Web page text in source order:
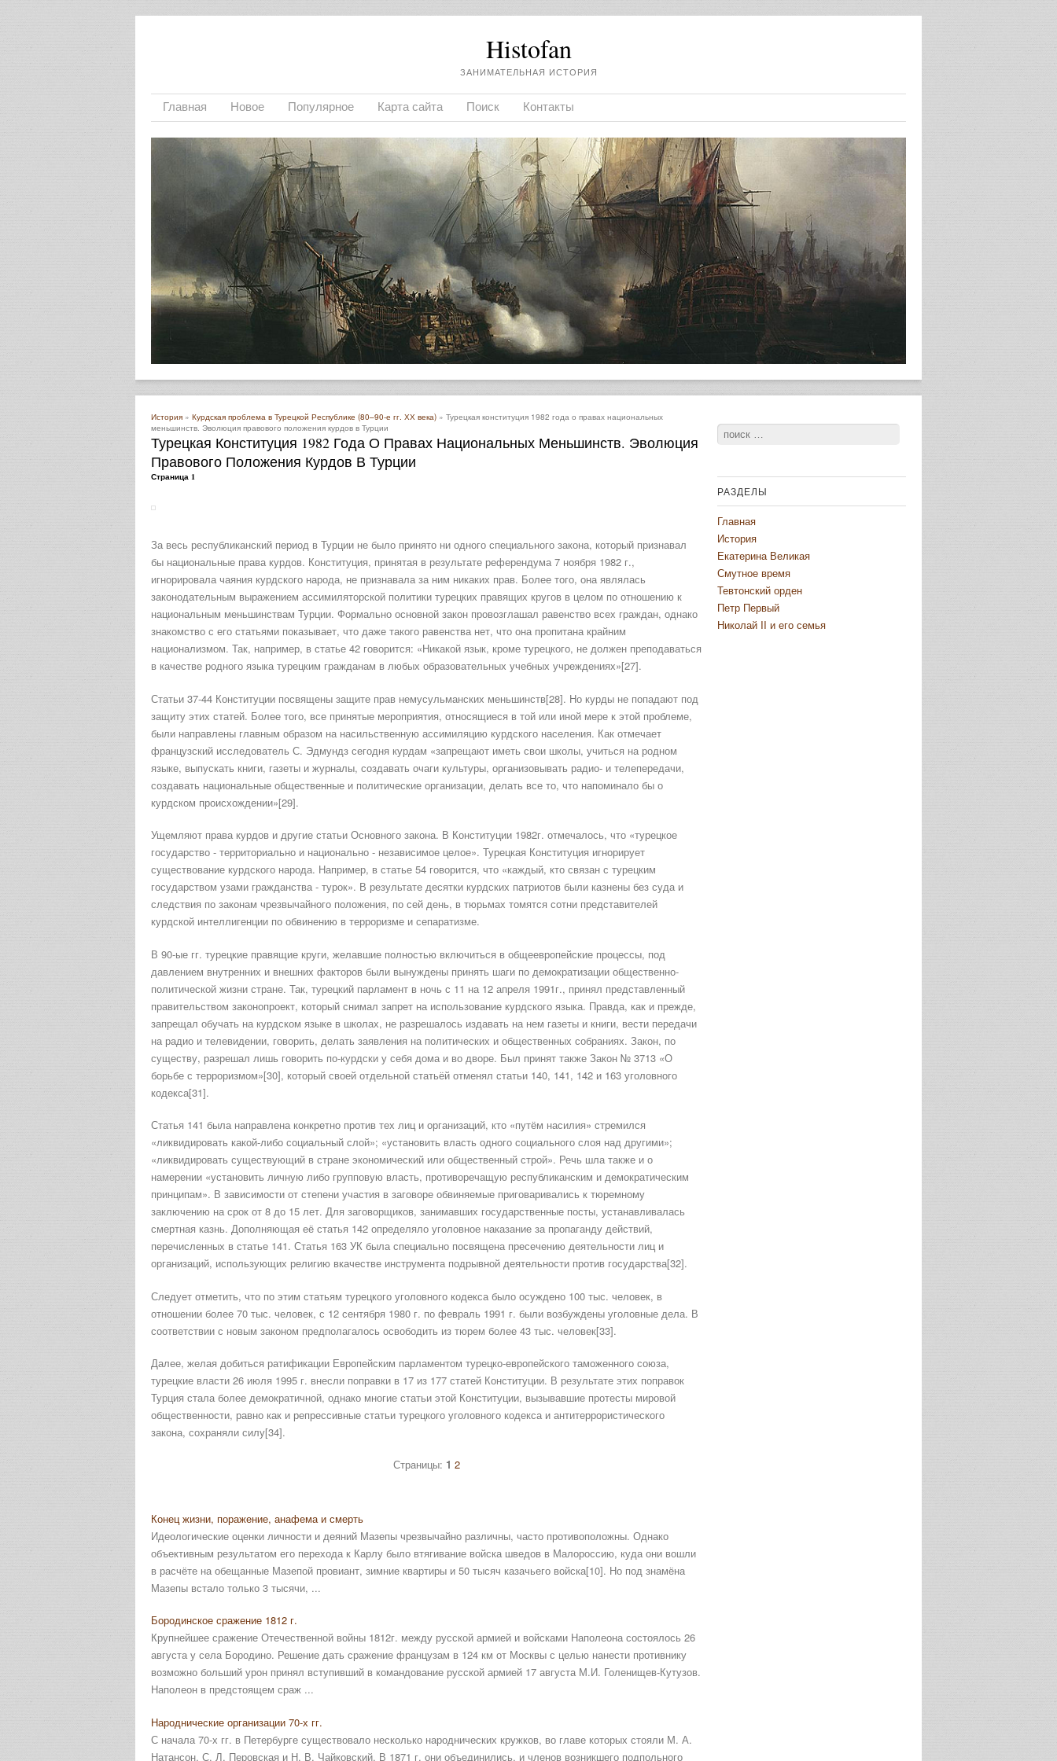
Histofan
ЗАНИМАТЕЛЬНАЯ ИСТОРИЯ
Главная Новое Популярное Карта сайта Поиск Контакты
История » Курдская проблема в Турецкой Республике (80–90-е гг. ХХ века) » Турецкая конституция 1982 года о правах национальных
меньшинств. Эволюция правового положения курдов в Турции
Турецкая Конституция 1982 Года О Правах Национальных Меньшинств. Эволюция
Правового Положения Курдов В Турции
Страница 1
За весь республиканский период в Турции не было принято ни одного специального закона, который признавал
бы национальные права курдов. Конституция, принятая в результате референдума 7 ноября 1982 г.,
игнорировала чаяния курдского народа, не признавала за ним никаких прав. Более того, она являлась
законодательным выражением ассимиляторской политики турецких правящих кругов в целом по отношению к
национальным меньшинствам Турции. Формально основной закон провозглашал равенство всех граждан, однако
знакомство с его статьями показывает, что даже такого равенства нет, что она пропитана крайним
национализмом. Так, например, в статье 42 говорится: «Никакой язык, кроме турецкого, не должен преподаваться
в качестве родного языка турецким гражданам в любых образовательных учебных учреждениях»[27].
Статьи 37-44 Конституции посвящены защите прав немусульманских меньшинств[28]. Но курды не попадают под
защиту этих статей. Более того, все принятые мероприятия, относящиеся в той или иной мере к этой проблеме,
были направлены главным образом на насильственную ассимиляцию курдского населения. Как отмечает
французский исследователь С. Эдмундз сегодня курдам «запрещают иметь свои школы, учиться на родном
языке, выпускать книги, газеты и журналы, создавать очаги культуры, организовывать радио- и телепередачи,
создавать национальные общественные и политические организации, делать все то, что напоминало бы о
курдском происхождении»[29].
Ущемляют права курдов и другие статьи Основного закона. В Конституции 1982г. отмечалось, что «турецкое
государство - территориально и национально - независимое целое». Турецкая Конституция игнорирует
существование курдского народа. Например, в статье 54 говорится, что «каждый, кто связан с турецким
государством узами гражданства - турок». В результате десятки курдских патриотов были казнены без суда и
следствия по законам чрезвычайного положения, по сей день, в тюрьмах томятся сотни представителей
курдской интеллигенции по обвинению в терроризме и сепаратизме.
В 90-ые гг. турецкие правящие круги, желавшие полностью включиться в общеевропейские процессы, под
давлением внутренних и внешних факторов были вынуждены принять шаги по демократизации общественно-
политической жизни стране. Так, турецкий парламент в ночь с 11 на 12 апреля 1991г., принял представленный
правительством законопроект, который снимал запрет на использование курдского языка. Правда, как и прежде,
запрещал обучать на курдском языке в школах, не разрешалось издавать на нем газеты и книги, вести передачи
на радио и телевидении, говорить, делать заявления на политических и общественных собраниях. Закон, по
существу, разрешал лишь говорить по-курдски у себя дома и во дворе. Был принят также Закон № 3713 «О
борьбе с терроризмом»[30], который своей отдельной статьёй отменял статьи 140, 141, 142 и 163 уголовного
кодекса[31].
Статья 141 была направлена конкретно против тех лиц и организаций, кто «путём насилия» стремился
«ликвидировать какой-либо социальный слой»; «установить власть одного социального слоя над другими»;
«ликвидировать существующий в стране экономический или общественный строй». Речь шла также и о
намерении «установить личную либо групповую власть, противоречащую республиканским и демократическим
принципам». В зависимости от степени участия в заговоре обвиняемые приговаривались к тюремному
заключению на срок от 8 до 15 лет. Для заговорщиков, занимавших государственные посты, устанавливалась
смертная казнь. Дополняющая её статья 142 определяло уголовное наказание за пропаганду действий,
перечисленных в статье 141. Статья 163 УК была специально посвящена пресечению деятельности лиц и
организаций, использующих религию вкачестве инструмента подрывной деятельности против государства[32].
Следует отметить, что по этим статьям турецкого уголовного кодекса было осуждено 100 тыс. человек, в
отношении более 70 тыс. человек, с 12 сентября 1980 г. по февраль 1991 г. были возбуждены уголовные дела. В
соответствии с новым законом предполагалось освободить из тюрем более 43 тыс. человек[33].
Далее, желая добиться ратификации Европейским парламентом турецко-европейского таможенного союза,
турецкие власти 26 июля 1995 г. внесли поправки в 17 из 177 статей Конституции. В результате этих поправок
Турция стала более демократичной, однако многие статьи этой Конституции, вызывавшие протесты мировой
общественности, равно как и репрессивные статьи турецкого уголовного кодекса и антитеррористического
закона, сохраняли силу[34].
Страницы: 1 2
Конец жизни, поражение, анафема и смерть
Идеологические оценки личности и деяний Мазепы чрезвычайно различны, часто противоположны. Однако
объективным результатом его перехода к Карлу было втягивание войска шведов в Малороссию, куда они вошли
в расчёте на обещанные Мазепой провиант, зимние квартиры и 50 тысяч казачьего войска[10]. Но под знамёна
Мазепы встало только 3 тысячи, ...
Бородинское сражение 1812 г.
Крупнейшее сражение Отечественной войны 1812г. между русской армией и войсками Наполеона состоялось 26
августа у села Бородино. Решение дать сражение французам в 124 км от Москвы с целью нанести противнику
возможно больший урон принял вступивший в командование русской армией 17 августа М.И. Голенищев-Кутузов.
Наполеон в предстоящем сраж ...
Народнические организации 70-х гг.
С начала 70-х гг. в Пе­тербурге существовало несколько народнических кружков, во главе которых стояли М. А.
Натансон, С. Л. Перовская и Н. В. Чайковский. В 1871 г. они объединились, и членов возникшего подпольного
Поиск
РАЗДЕЛЫ
Главная
История
Екатерина Великая
Смутное время
Тевтонский орден
Петр Первый
Николай II и его семья